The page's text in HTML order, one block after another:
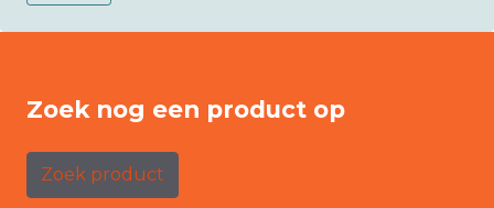
Zoek nog een product op
Zoek product